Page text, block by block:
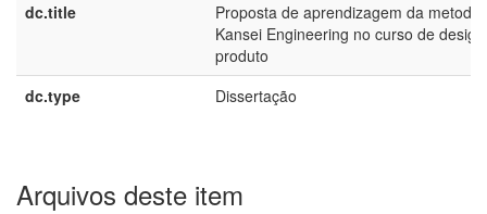
dc.title
Proposta de aprendizagem da
Kansei Engineering no curso de
produto
dc.type
Dissertação
Arquivos deste item